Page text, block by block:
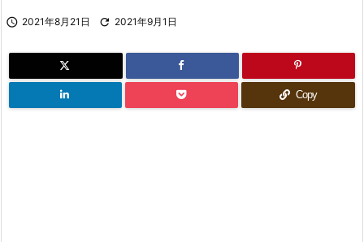
 2021年8月21日  2021年9月1日
Copy